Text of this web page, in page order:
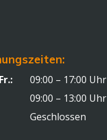
09:00 – 17:00 Uhr
09:00 – 13:00 Uhr
Geschlossen